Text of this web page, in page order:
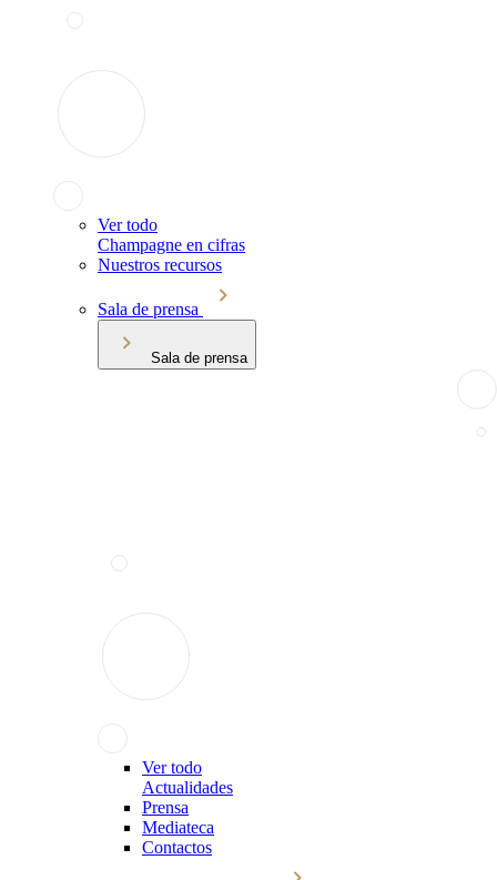
Ver todo
Champagne en cifras
Nuestros recursos
Sala de prensa
Sala de prensa
Ver todo
Actualidades
Prensa
Mediateca
Contactos